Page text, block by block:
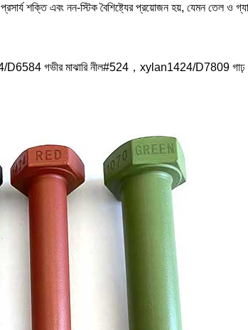
শক্তি এবং নন-স্টিক বৈশিষ্ট্যের প্রয়োজন হয়, যেমন তেল ও
গভীর মাঝারি নীল#524，xylan1424/D7809 গাঢ়